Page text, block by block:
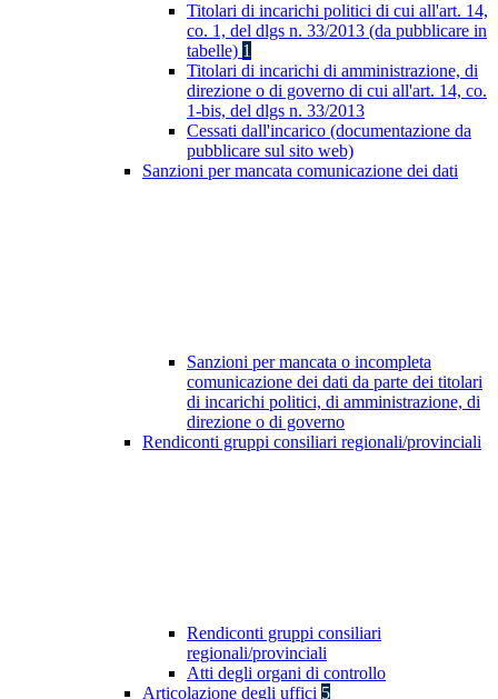
Titolari di incarichi politici di cui all'art. 14,
co. 1, del dlgs n. 33/2013 (da pubblicare in
tabelle) 1
Titolari di incarichi di amministrazione, di
direzione o di governo di cui all'art. 14, co.
1-bis, del dlgs n. 33/2013
Cessati dall'incarico (documentazione da
pubblicare sul sito web)
Sanzioni per mancata comunicazione dei dati
Sanzioni per mancata o incompleta
comunicazione dei dati da parte dei titolari
di incarichi politici, di amministrazione, di
direzione o di governo
Rendiconti gruppi consiliari regionali/provinciali
Rendiconti gruppi consiliari
regionali/provinciali
Atti degli organi di controllo
Articolazione degli uffici 5